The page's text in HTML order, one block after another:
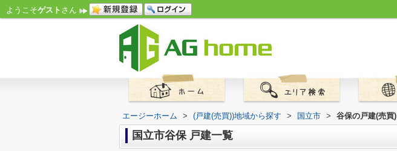
ようこそゲスト さん
エージーホーム > (戸建(売買))地域から探す > 国立市 > 谷保の戸建(売買)
国立市谷保 戸建一覧